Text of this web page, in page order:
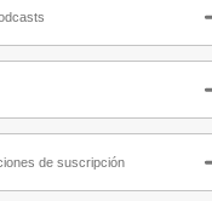
de suscripción